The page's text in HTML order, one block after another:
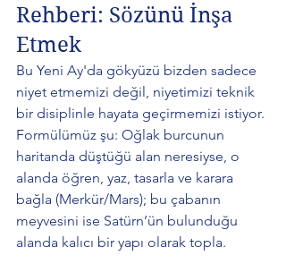
Rehberi: Sözünü İnşa
Etmek
Bu Yeni Ay'da gökyüzü bizden sadece
niyet etmemizi değil, niyetimizi teknik
bir disiplinle hayata geçirmemizi istiyor.
Formülümüz şu: Oğlak burcunun
haritanda düştüğü alan neresiyse, o
alanda öğren, yaz, tasarla ve karara
bağla (Merkür/Mars); bu çabanın
meyvesini ise Satürn’ün bulunduğu
alanda kalıcı bir yapı olarak topla.